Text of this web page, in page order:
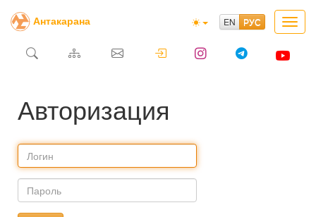
Антакарана
Авторизация
Логин:
Пароль: